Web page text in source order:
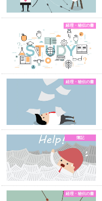
経理・秘伝の書
経理・秘伝の書
簿記
経理・秘伝の書